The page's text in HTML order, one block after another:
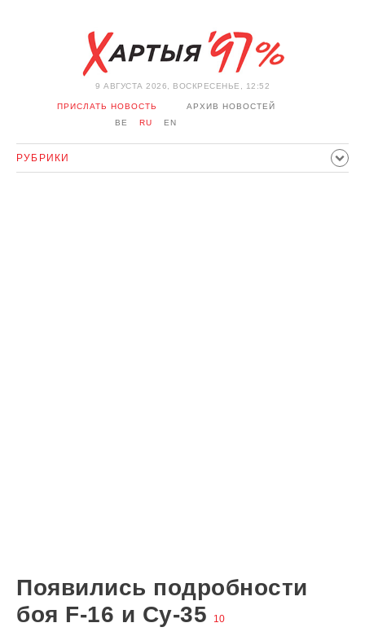
9 АВГУСТА 2026, ВОСКРЕСЕНЬЕ, 12:52
ПРИСЛАТЬ НОВОСТЬ
АРХИВ НОВОСТЕЙ
BE
RU EN
РУБРИКИ
Появились подробности
боя F-16 и Су-35
10